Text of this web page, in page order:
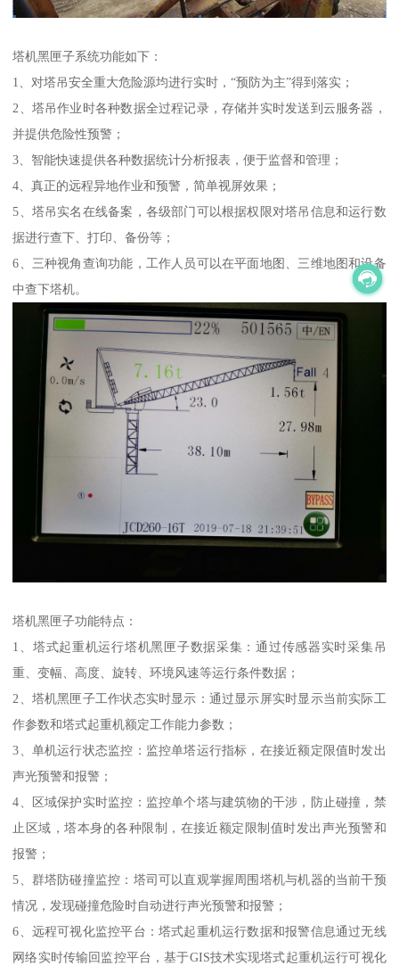
塔机黑匣子系统功能如下：
1、对塔吊安全重大危险源均进行实时，“预防为主”得到落实；
2、塔吊作业时各种数据全过程记录，存储并实时发送到云服务器，
并提供危险性预警；
3、智能快速提供各种数据统计分析报表，便于监督和管理；
4、真正的远程异地作业和预警，简单视屏效果；
5、塔吊实名在线备案，各级部门可以根据权限对塔吊信息和运行数
据进行查下、打印、备份等；
6、三种视角查询功能，工作人员可以在平面地图、三维地图和设备
中查下塔机。
塔机黑匣子功能特点：
1、塔式起重机运行塔机黑匣子数据采集：通过传感器实时采集吊
重、变幅、高度、旋转、环境风速等运行条件数据；
2、塔机黑匣子工作状态实时显示：通过显示屏实时显示当前实际工
作参数和塔式起重机额定工作能力参数；
3、单机运行状态监控：监控单塔运行指标，在接近额定限值时发出
声光预警和报警；
4、区域保护实时监控：监控单个塔与建筑物的干涉，防止碰撞，禁
止区域，塔本身的各种限制，在接近额定限制值时发出声光预警和
报警；
5、群塔防碰撞监控：塔司可以直观掌握周围塔机与机器的当前干预
情况，发现碰撞危险时自动进行声光预警和报警；
6、远程可视化监控平台：塔式起重机运行数据和报警信息通过无线
网络实时传输回监控平台，基于GIS技术实现塔式起重机运行可视化